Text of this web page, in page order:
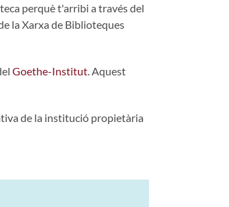
perquè t'arribi a través del
la Xarxa de Biblioteques
Goethe-Institut. Aquest
de la institució propietària